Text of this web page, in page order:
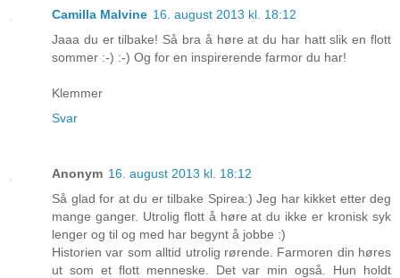
Camilla Malvine 16. august 2013 kl. 18:12
Jaaa du er tilbake! Så bra å høre at du har hatt slik en flott
sommer :-) :-) Og for en inspirerende farmor du har!
Klemmer
Svar
Anonym 16. august 2013 kl. 18:12
Så glad for at du er tilbake Spirea:) Jeg har kikket etter deg
mange ganger. Utrolig flott å høre at du ikke er kronisk syk
lenger og til og med har begynt å jobbe :)
Historien var som alltid utrolig rørende. Farmoren din høres
ut som et flott menneske. Det var min også. Hun holdt